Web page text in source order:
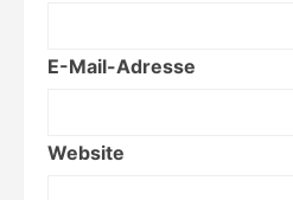
E-Mail-Adresse
Website